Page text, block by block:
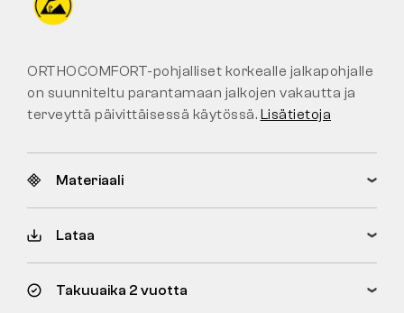
ORTHOCOMFORT-pohjalliset korkealle jalkapohjalle
on suunniteltu parantamaan jalkojen vakautta ja
terveyttä päivittäisessä käytössä. Lisätietoja
Materiaali
Lataa
Takuuaika 2 vuotta